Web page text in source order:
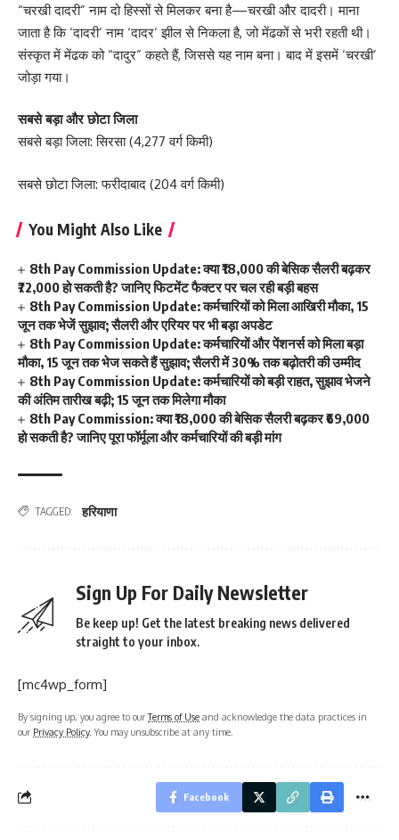
“चरखी दादरी” नाम दो हिस्सों से मिलकर बना है—चरखी और दादरी। माना
जाता है कि ‘दादरी’ नाम ‘दादर’ झील से निकला है, जो मेंढकों से भरी रहती थी।
संस्कृत में मेंढक को “दादुर” कहते हैं, जिससे यह नाम बना। बाद में इसमें ‘चरखी’
जोड़ा गया।
सबसे बड़ा और छोटा जिला
सबसे बड़ा जिला: सिरसा (4,277 वर्ग किमी)
सबसे छोटा जिला: फरीदाबाद (204 वर्ग किमी)
You Might Also Like
8th Pay Commission Update: क्या ₹18,000 की बेसिक सैलरी बढ़कर
₹72,000 हो सकती है? जानिए फिटमेंट फैक्टर पर चल रही बड़ी बहस
8th Pay Commission Update: कर्मचारियों को मिला आखिरी मौका, 15
जून तक भेजें सुझाव; सैलरी और एरियर पर भी बड़ा अपडेट
8th Pay Commission Update: कर्मचारियों और पेंशनर्स को मिला बड़ा
मौका, 15 जून तक भेज सकते हैं सुझाव; सैलरी में 30% तक बढ़ोतरी की उम्मीद
8th Pay Commission Update: कर्मचारियों को बड़ी राहत, सुझाव भेजने
की अंतिम तारीख बढ़ी; 15 जून तक मिलेगा मौका
8th Pay Commission: क्या ₹18,000 की बेसिक सैलरी बढ़कर ₹69,000
हो सकती है? जानिए पूरा फॉर्मूला और कर्मचारियों की बड़ी मांग
TAGGED: हरियाणा
Sign Up For Daily Newsletter
Be keep up! Get the latest breaking news delivered
straight to your inbox.
[mc4wp_form]
By signing up, you agree to ourTerms of Use and acknowledge the data practices in
our Privacy Policy. You may unsubscribe at any time.
Facebook